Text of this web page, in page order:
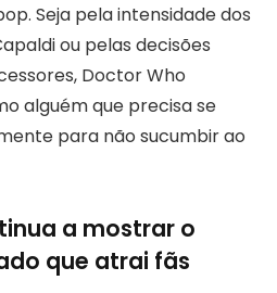
Seja pela intensidade dos
ou pelas decisões
Doctor Who
alguém que precisa se
para não sucumbir ao
a mostrar o
que atrai fãs